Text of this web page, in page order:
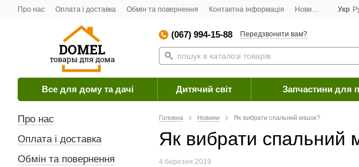
Про нас Оплата і доставка Обмін та повернення Контактна інформація Новини Укр
(067) 994-15-88 Передзвонити вам?
Все для дому та дачі Дитячий світ Запчастини для
Головна Новини Як вибрати спальний мішок?
Як вибрати спальний
4 березня 2019
Про нас
Оплата і доставка
Обмін та повернення